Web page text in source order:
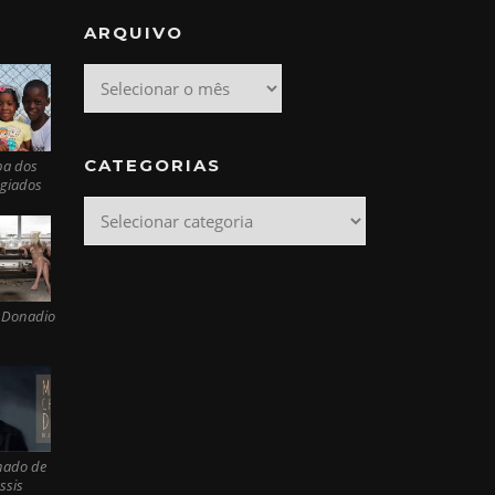
dos
de
ARQUIVO
CATEGORIAS